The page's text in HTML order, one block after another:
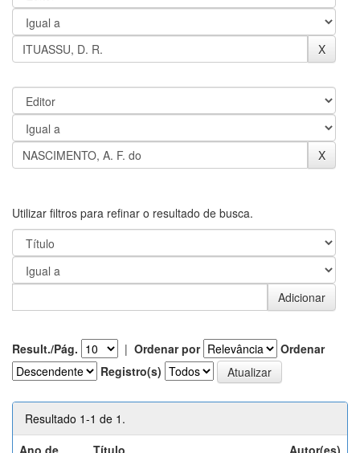
Utilizar filtros para refinar o resultado de busca.
Result./Pág. | Ordenar por
Ordenar
Registro(s)
Resultado 1-1 de 1.
Ano de
Título Autor(es)